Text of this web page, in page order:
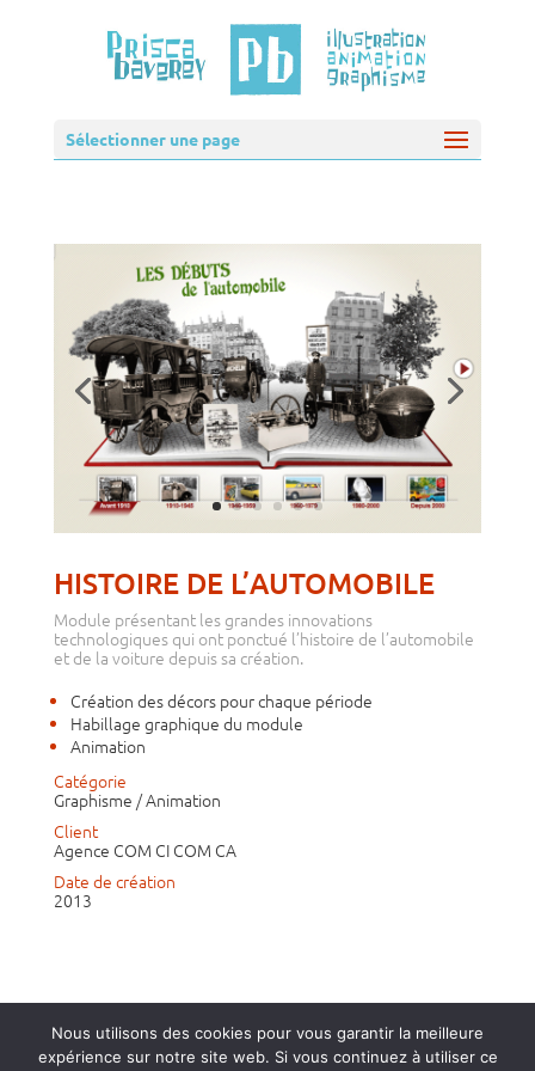
Sélectionner une page
HISTOIRE DE L’AUTOMOBILE
Module présentant les grandes innovations
technologiques qui ont ponctué l’histoire de l’automobile
et de la voiture depuis sa création.
Création des décors pour chaque période
Habillage graphique du module
Animation
Catégorie
Graphisme / Animation
Client
Agence COM CI COM CA
Date de création
2013
Nous utilisons des cookies pour vous garantir la meilleure
expérience sur notre site web. Si vous continuez à utiliser ce